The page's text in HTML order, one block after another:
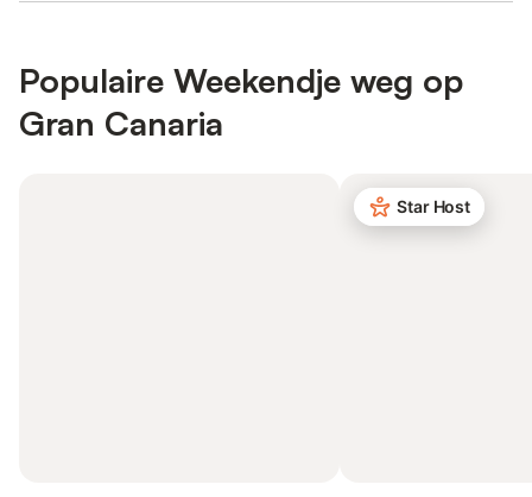
Populaire Weekendje weg op
Gran Canaria
Star Host